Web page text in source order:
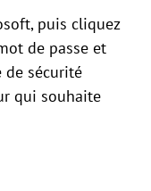
puis cliquez
de passe et
de sécurité
qui souhaite